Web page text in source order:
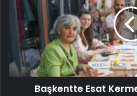
Başkentte Esat